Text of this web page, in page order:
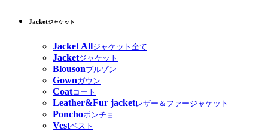
Jacketジャケット
Jacket Allジャケット全て
Jacketジャケット
Blousonブルゾン
Gownガウン
Coatコート
Leather&Fur jacketレザー＆ファージャケット
Ponchoポンチョ
Vestベスト